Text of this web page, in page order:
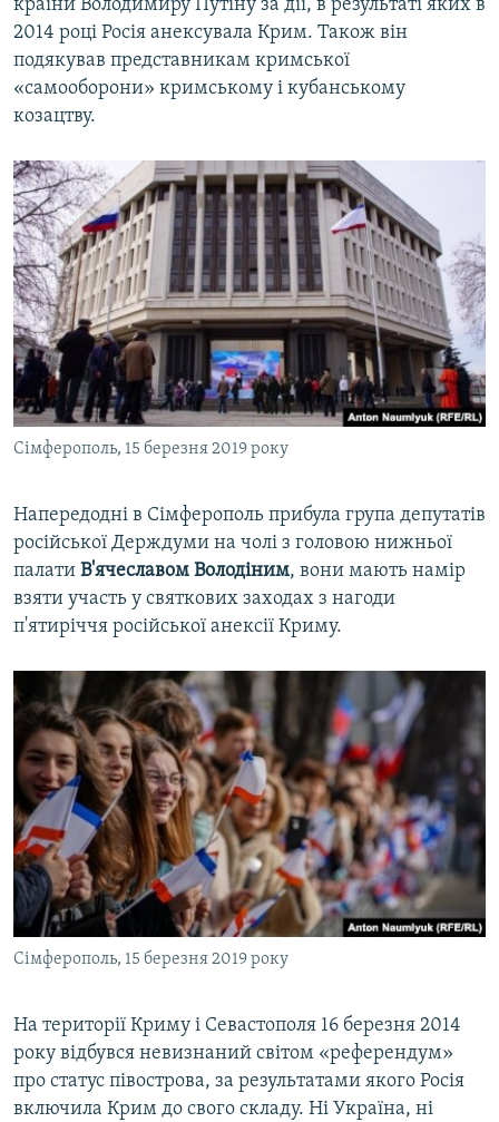
країни Володимиру Путіну за дії, в результаті яких в
2014 році Росія анексувала Крим. Також він
подякував представникам кримської
«самооборони» кримському і кубанському
козацтву.
Сімферополь, 15 березня 2019 року
Напередодні в Сімферополь прибула група депутатів
російської Держдуми на чолі з головою нижньої
палати В'ячеславом Володіним, вони мають намір
взяти участь у святкових заходах з нагоди
п'ятиріччя російської анексії Криму.
Сімферополь, 15 березня 2019 року
На території Криму і Севастополя 16 березня 2014
року відбувся невизнаний світом «референдум»
про статус півострова, за результатами якого Росія
включила Крим до свого складу. Ні Україна, ні